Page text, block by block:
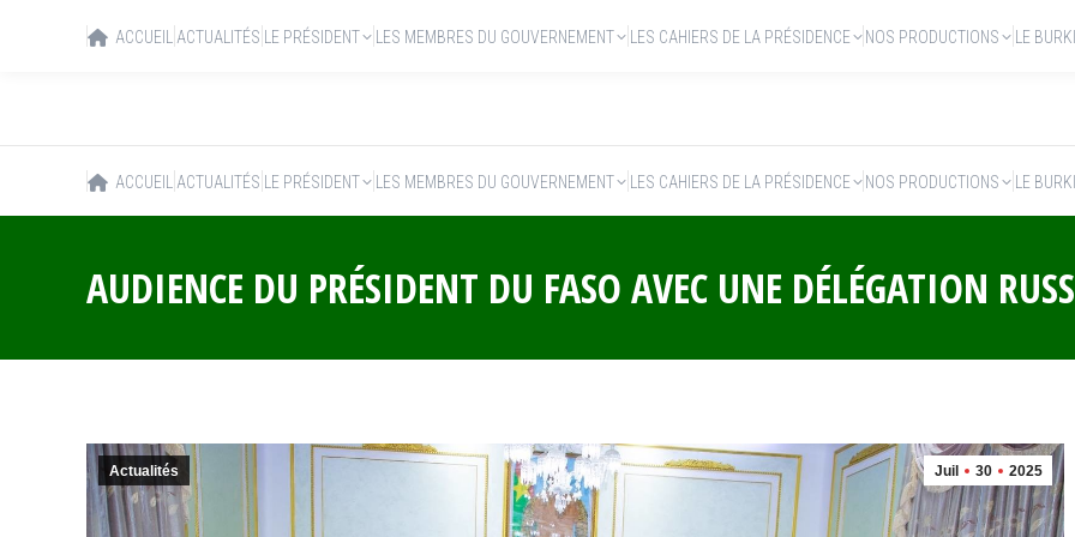
ACCUEIL ACTUALITÉS LE PRÉSIDENT LES MEMBRES DU GOUVERNEMENT LES CAHIERS DE LA PRÉSIDENCE NOS PRODUCTIONS LE
AUDIENCE DU PRÉSIDENT DU FASO AVEC UNE DÉLÉGATION
Juil 30 2025
Actualités
ACCUEIL ACTUALITÉS LE PRÉSIDENT LES MEMBRES DU GOUVERNEMENT LES CAHIERS DE LA PRÉSIDENCE NOS PRODUCTIONS LE